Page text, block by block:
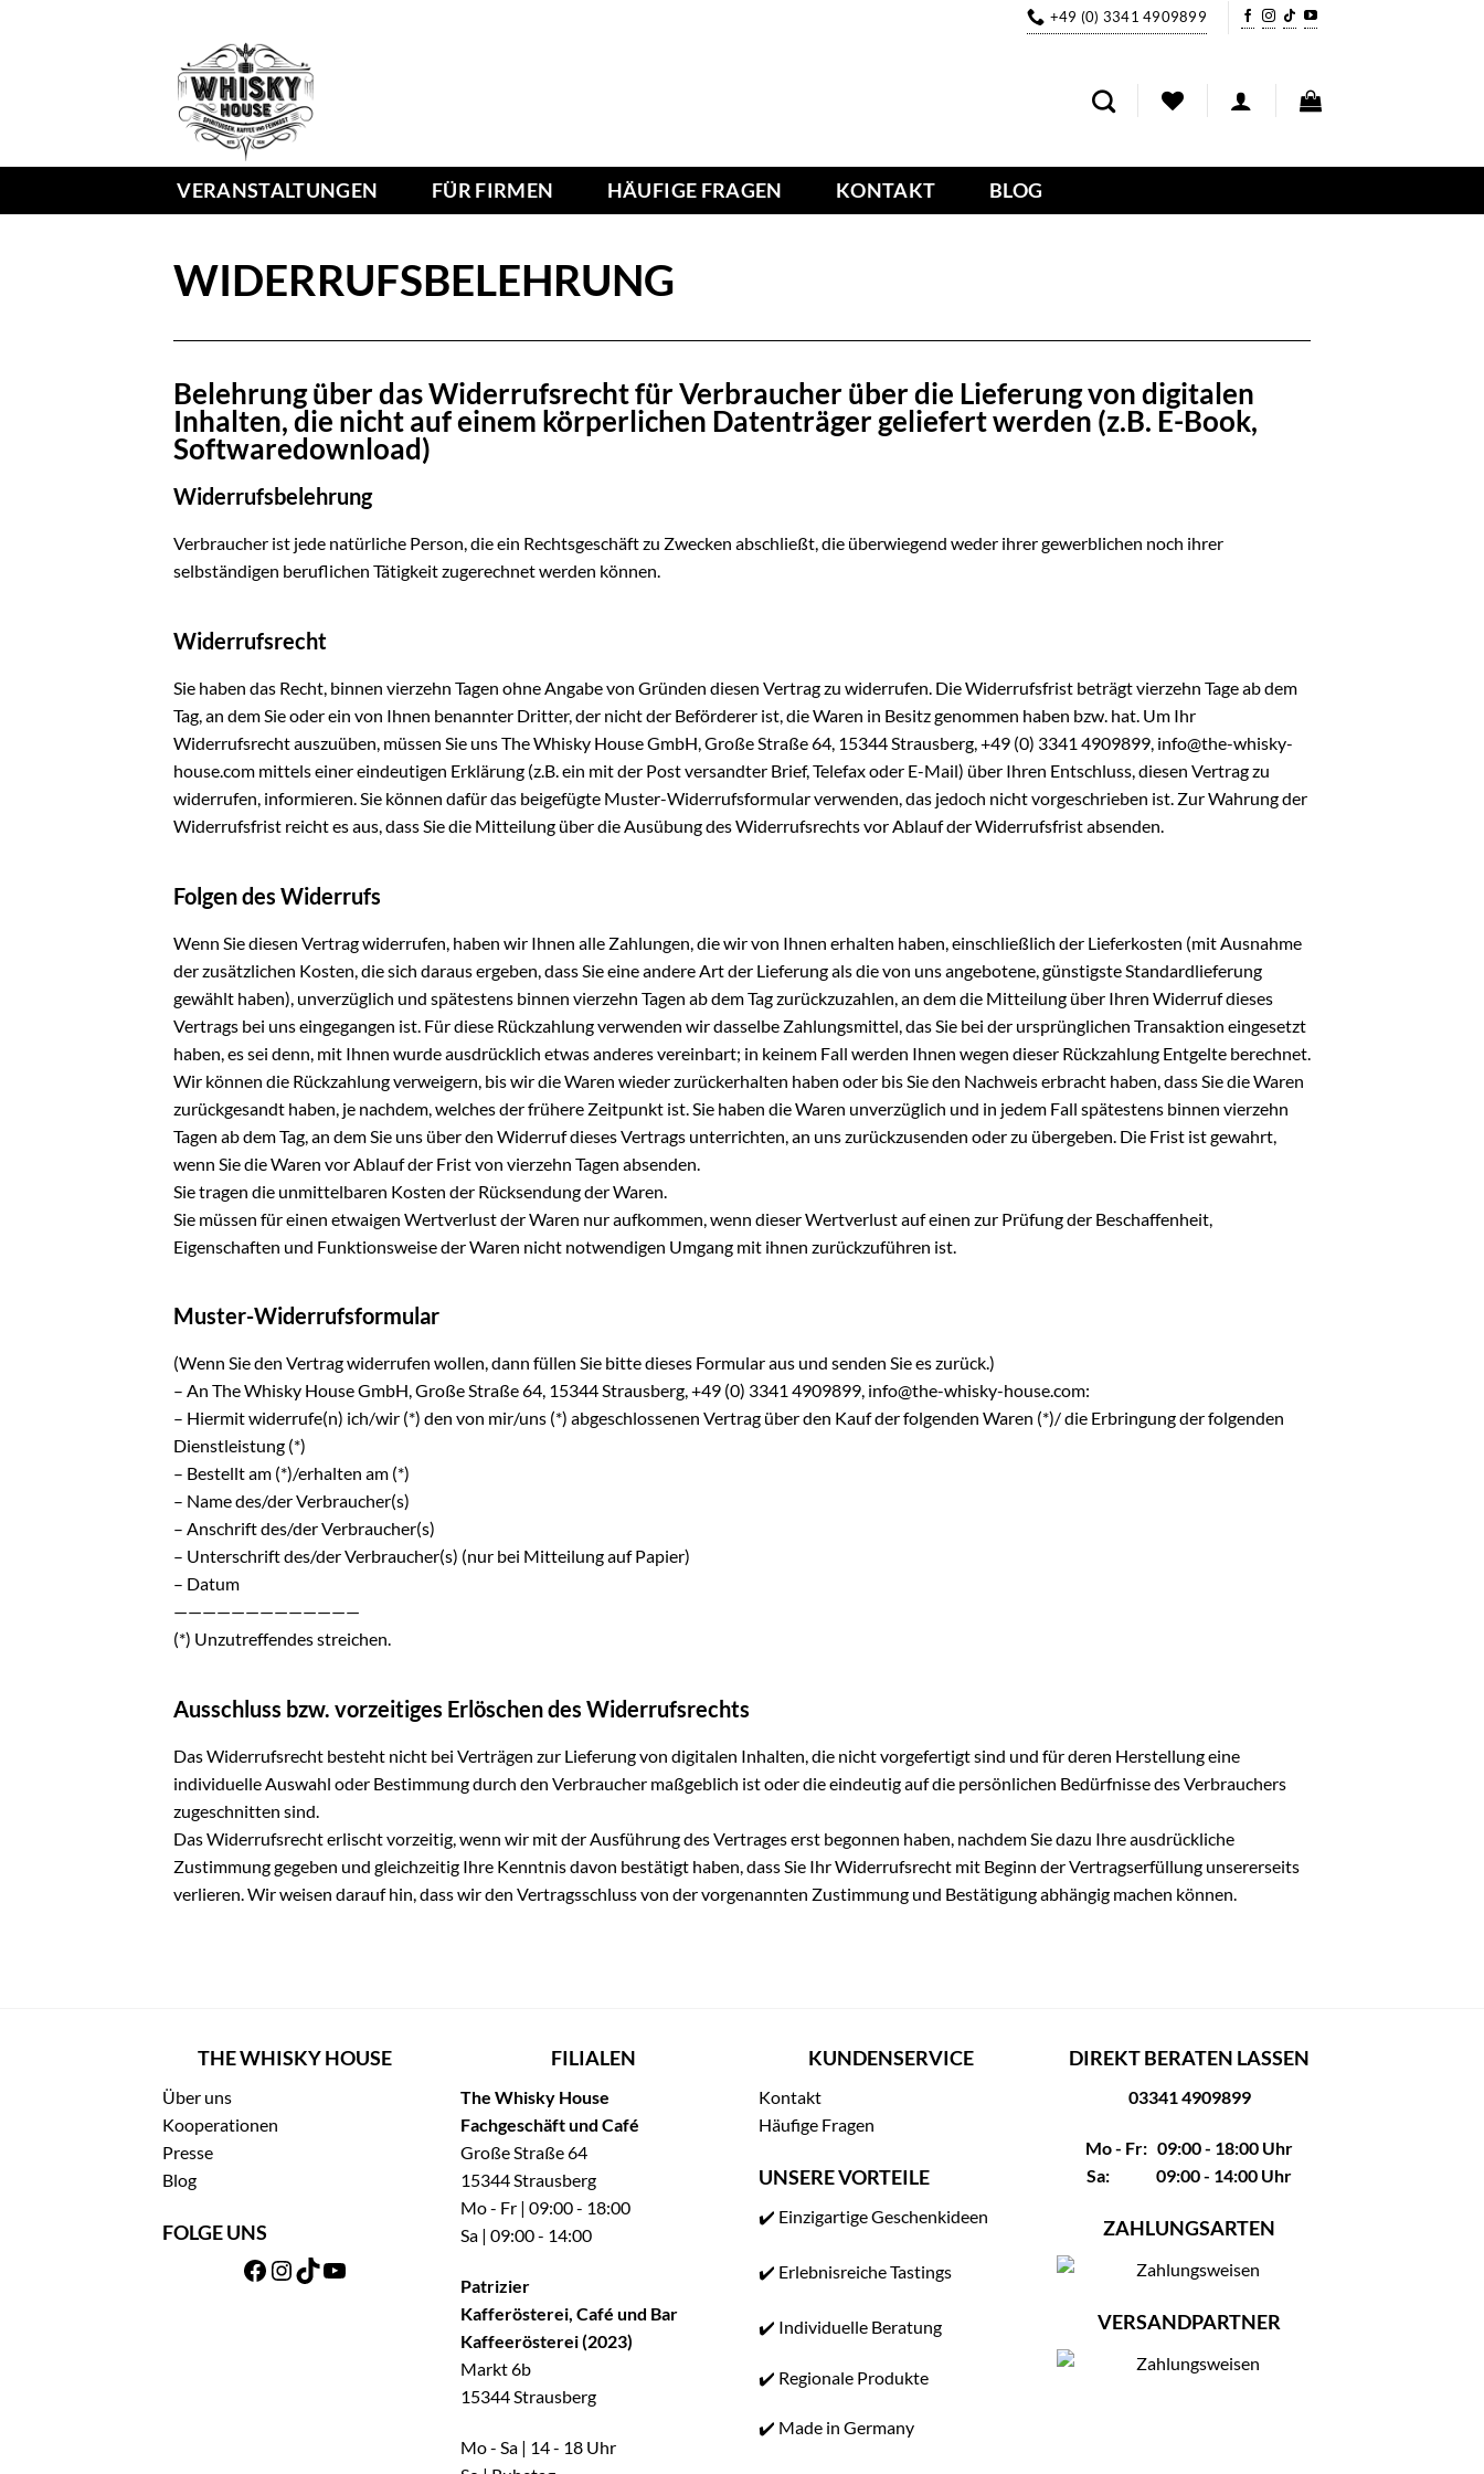
+49 (0) 3341 4909899
VERANSTALTUNGEN FÜR FIRMEN HÄUFIGE FRAGEN KONTAKT BLOG
WIDERRUFSBELEHRUNG
Belehrung über das Widerrufsrecht für Verbraucher über die Lieferung von digitalen
Inhalten, die nicht auf einem körperlichen Datenträger geliefert werden (z.B. E-Book,
Softwaredownload)
Widerrufsbelehrung
Verbraucher ist jede natürliche Person, die ein Rechtsgeschäft zu Zwecken abschließt, die überwiegend weder ihrer gewerblichen noch ihrer
selbständigen beruflichen Tätigkeit zugerechnet werden können.
Widerrufsrecht
Sie haben das Recht, binnen vierzehn Tagen ohne Angabe von Gründen diesen Vertrag zu widerrufen. Die Widerrufsfrist beträgt vierzehn Tage ab dem
Tag, an dem Sie oder ein von Ihnen benannter Dritter, der nicht der Beförderer ist, die Waren in Besitz genommen haben bzw. hat. Um Ihr
Widerrufsrecht auszuüben, müssen Sie uns The Whisky House GmbH, Große Straße 64, 15344 Strausberg, +49 (0) 3341 4909899, info@the-whisky-
house.com mittels einer eindeutigen Erklärung (z.B. ein mit der Post versandter Brief, Telefax oder E-Mail) über Ihren Entschluss, diesen Vertrag zu
widerrufen, informieren. Sie können dafür das beigefügte Muster-Widerrufsformular verwenden, das jedoch nicht vorgeschrieben ist. Zur Wahrung der
Widerrufsfrist reicht es aus, dass Sie die Mitteilung über die Ausübung des Widerrufsrechts vor Ablauf der Widerrufsfrist absenden.
Folgen des Widerrufs
Wenn Sie diesen Vertrag widerrufen, haben wir Ihnen alle Zahlungen, die wir von Ihnen erhalten haben, einschließlich der Lieferkosten (mit Ausnahme
der zusätzlichen Kosten, die sich daraus ergeben, dass Sie eine andere Art der Lieferung als die von uns angebotene, günstigste Standardlieferung
gewählt haben), unverzüglich und spätestens binnen vierzehn Tagen ab dem Tag zurückzuzahlen, an dem die Mitteilung über Ihren Widerruf dieses
Vertrags bei uns eingegangen ist. Für diese Rückzahlung verwenden wir dasselbe Zahlungsmittel, das Sie bei der ursprünglichen Transaktion eingesetzt
haben, es sei denn, mit Ihnen wurde ausdrücklich etwas anderes vereinbart; in keinem Fall werden Ihnen wegen dieser Rückzahlung Entgelte berechnet.
Wir können die Rückzahlung verweigern, bis wir die Waren wieder zurückerhalten haben oder bis Sie den Nachweis erbracht haben, dass Sie die Waren
zurückgesandt haben, je nachdem, welches der frühere Zeitpunkt ist. Sie haben die Waren unverzüglich und in jedem Fall spätestens binnen vierzehn
Tagen ab dem Tag, an dem Sie uns über den Widerruf dieses Vertrags unterrichten, an uns zurückzusenden oder zu übergeben. Die Frist ist gewahrt,
wenn Sie die Waren vor Ablauf der Frist von vierzehn Tagen absenden.
Sie tragen die unmittelbaren Kosten der Rücksendung der Waren.
Sie müssen für einen etwaigen Wertverlust der Waren nur aufkommen, wenn dieser Wertverlust auf einen zur Prüfung der Beschaffenheit,
Eigenschaften und Funktionsweise der Waren nicht notwendigen Umgang mit ihnen zurückzuführen ist.
Muster-Widerrufsformular
(Wenn Sie den Vertrag widerrufen wollen, dann füllen Sie bitte dieses Formular aus und senden Sie es zurück.)
– An The Whisky House GmbH, Große Straße 64, 15344 Strausberg, +49 (0) 3341 4909899, info@the-whisky-house.com:
– Hiermit widerrufe(n) ich/wir (*) den von mir/uns (*) abgeschlossenen Vertrag über den Kauf der folgenden Waren (*)/ die Erbringung der folgenden
Dienstleistung (*)
– Bestellt am (*)/erhalten am (*)
– Name des/der Verbraucher(s)
– Anschrift des/der Verbraucher(s)
– Unterschrift des/der Verbraucher(s) (nur bei Mitteilung auf Papier)
– Datum
—————————————
(*) Unzutreffendes streichen.
Ausschluss bzw. vorzeitiges Erlöschen des Widerrufsrechts
Das Widerrufsrecht besteht nicht bei Verträgen zur Lieferung von digitalen Inhalten, die nicht vorgefertigt sind und für deren Herstellung eine
individuelle Auswahl oder Bestimmung durch den Verbraucher maßgeblich ist oder die eindeutig auf die persönlichen Bedürfnisse des Verbrauchers
zugeschnitten sind.
Das Widerrufsrecht erlischt vorzeitig, wenn wir mit der Ausführung des Vertrages erst begonnen haben, nachdem Sie dazu Ihre ausdrückliche
Zustimmung gegeben und gleichzeitig Ihre Kenntnis davon bestätigt haben, dass Sie Ihr Widerrufsrecht mit Beginn der Vertragserfüllung unsererseits
verlieren. Wir weisen darauf hin, dass wir den Vertragsschluss von der vorgenannten Zustimmung und Bestätigung abhängig machen können.
THE WHISKY HOUSE
Über uns
Kooperationen
Presse
Blog
FOLGE UNS
FILIALEN
The Whisky House
Fachgeschäft und Café
Große Straße 64
15344 Strausberg
Mo - Fr | 09:00 - 18:00
Sa | 09:00 - 14:00
Patrizier
Kafferösterei, Café und Bar
Kaffeerösterei (2023)
Markt 6b
15344 Strausberg
Mo - Sa | 14 - 18 Uhr
KUNDENSERVICE
Kontakt
Häufige Fragen
UNSERE VORTEILE
✔️ Einzigartige Geschenkideen
✔️ Erlebnisreiche Tastings
✔️ Individuelle Beratung
✔️ Regionale Produkte
✔️ Made in Germany
DIREKT BERATEN LASSEN
03341 4909899
Mo - Fr: 09:00 - 18:00 Uhr
Sa: 09:00 - 14:00 Uhr
ZAHLUNGSARTEN
VERSANDPARTNER